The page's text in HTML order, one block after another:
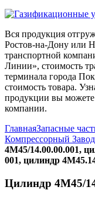
Вся продукция
Ростов-на-Дону или
транспортной
Линии», стоимость
терминала города
стоимость товара.
продукции вы
компании.
ГлавнаяЗапасные
Компрессорный
4М45/14.00.00.001,
001, цилиндр
Цилиндр 4М45/